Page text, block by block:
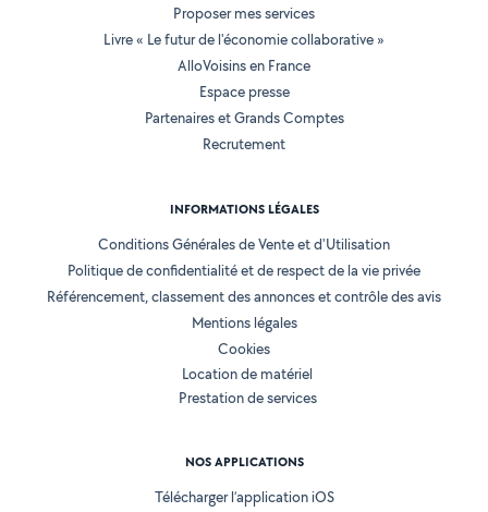
Proposer mes services
Livre « Le futur de l'économie collaborative »
AlloVoisins en France
Espace presse
Partenaires et Grands Comptes
Recrutement
INFORMATIONS LÉGALES
Conditions Générales de Vente et d'Utilisation
Politique de confidentialité et de respect de la vie privée
Référencement, classement des annonces et contrôle des avis
Mentions légales
Cookies
Location de matériel
Prestation de services
NOS APPLICATIONS
Télécharger l’application iOS